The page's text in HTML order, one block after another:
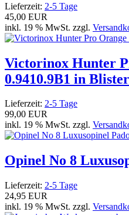
Lieferzeit: 2-5 Tage
45,00 EUR
inkl. 19 % MwSt. zzgl.
Victorinox Hunter
0.9410.9B1 in
Lieferzeit: 2-5 Tage
99,00 EUR
inkl. 19 % MwSt. zzgl.
Opinel No 8
Lieferzeit: 2-5 Tage
24,95 EUR
inkl. 19 % MwSt. zzgl.